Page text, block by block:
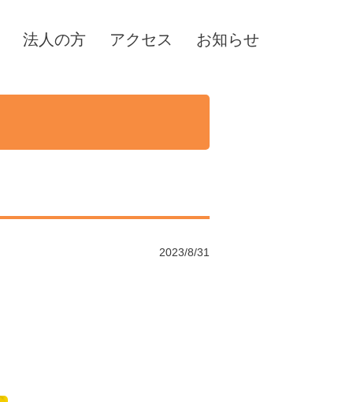
法人の方 アクセス お知らせ
2023/8/31